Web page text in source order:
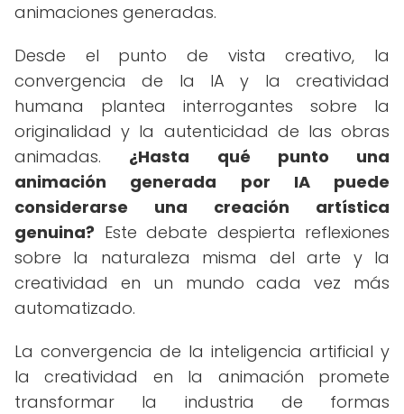
animaciones generadas.
Desde el punto de vista creativo, la
convergencia de la IA y la creatividad
humana plantea interrogantes sobre la
originalidad y la autenticidad de las obras
animadas. ¿Hasta qué punto una
animación generada por IA puede
considerarse una creación artística
genuina? Este debate despierta reflexiones
sobre la naturaleza misma del arte y la
creatividad en un mundo cada vez más
automatizado.
La convergencia de la inteligencia artificial y
la creatividad en la animación promete
transformar la industria de formas